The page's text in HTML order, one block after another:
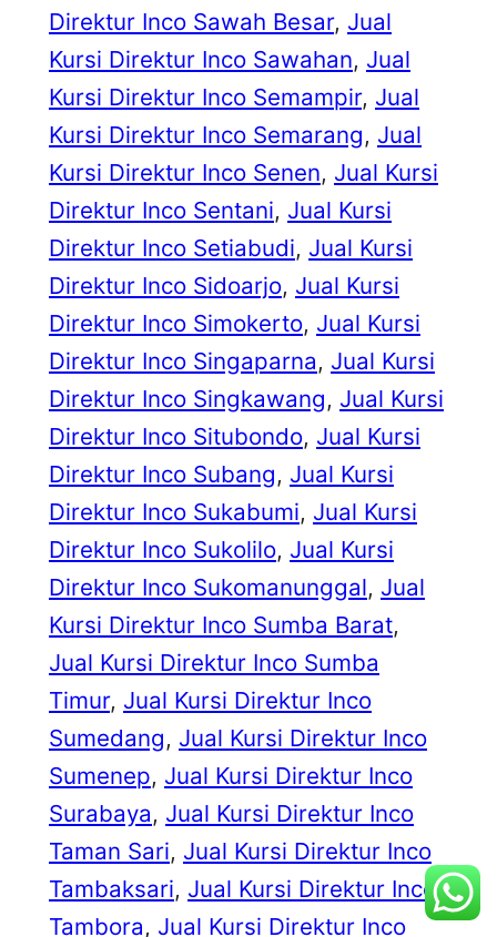
Direktur Inco Sawah Besar, Jual
Kursi Direktur Inco Sawahan, Jual
Kursi Direktur Inco Semampir, Jual
Kursi Direktur Inco Semarang, Jual
Kursi Direktur Inco Senen, Jual Kursi
Direktur Inco Sentani, Jual Kursi
Direktur Inco Setiabudi, Jual Kursi
Direktur Inco Sidoarjo, Jual Kursi
Direktur Inco Simokerto, Jual Kursi
Direktur Inco Singaparna, Jual Kursi
Direktur Inco Singkawang, Jual Kursi
Direktur Inco Situbondo, Jual Kursi
Direktur Inco Subang, Jual Kursi
Direktur Inco Sukabumi, Jual Kursi
Direktur Inco Sukolilo, Jual Kursi
Direktur Inco Sukomanunggal, Jual
Kursi Direktur Inco Sumba Barat
Jual Kursi Direktur Inco Sumba
Timur, Jual Kursi Direktur Inco
Sumedang, Jual Kursi Direktur Inco
Sumenep, Jual Kursi Direktur Inco
Surabaya, Jual Kursi Direktur Inco
Taman Sari, Jual Kursi Direktur Inco
Tambaksari, Jual Kursi Direktur Inco
Tambora, Jual Kursi Direktur Inco